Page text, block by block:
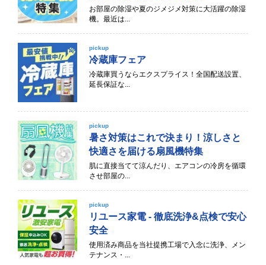
お部屋の除湿や夏のジメジメ対策に大活躍の除湿
機。最近は...
pickup
冷蔵庫フェア
冷蔵庫買うならエクスプライス！全国配送設置、
延長保証な...
pickup
暑さ対策はこれで決まり！涼しさと
快適さを届ける扇風機特集
肌に直接当てて涼んだり、エアコンの冷房を循環
させ部屋の...
pickup
リユース家電 - 徹底洗浄&点検で安心
安全
使用済み商品を当社提携工場で入念に洗浄、メン
テナンス・...